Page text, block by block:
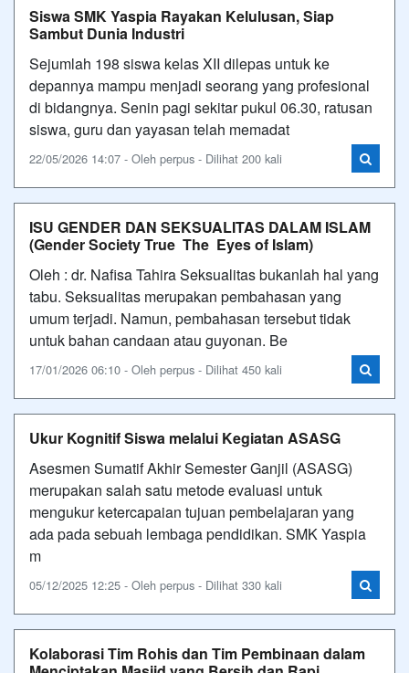
Siswa SMK Yaspia Rayakan Kelulusan, Siap
Sambut Dunia Industri
Sejumlah 198 siswa kelas XII dilepas untuk ke
depannya mampu menjadi seorang yang profesional
di bidangnya. Senin pagi sekitar pukul 06.30, ratusan
siswa, guru dan yayasan telah memadat
22/05/2026 14:07 - Oleh perpus - Dilihat 200 kali
ISU GENDER DAN SEKSUALITAS DALAM ISLAM
(Gender Society True The Eyes of Islam)
Oleh : dr. Nafisa Tahira Seksualitas bukanlah hal yang
tabu. Seksualitas merupakan pembahasan yang
umum terjadi. Namun, pembahasan tersebut tidak
untuk bahan candaan atau guyonan. Be
17/01/2026 06:10 - Oleh perpus - Dilihat 450 kali
Ukur Kognitif Siswa melalui Kegiatan ASASG
Asesmen Sumatif Akhir Semester Ganjil (ASASG)
merupakan salah satu metode evaluasi untuk
mengukur ketercapaian tujuan pembelajaran yang
ada pada sebuah lembaga pendidikan. SMK Yaspia
m
05/12/2025 12:25 - Oleh perpus - Dilihat 330 kali
Kolaborasi Tim Rohis dan Tim Pembinaan dalam